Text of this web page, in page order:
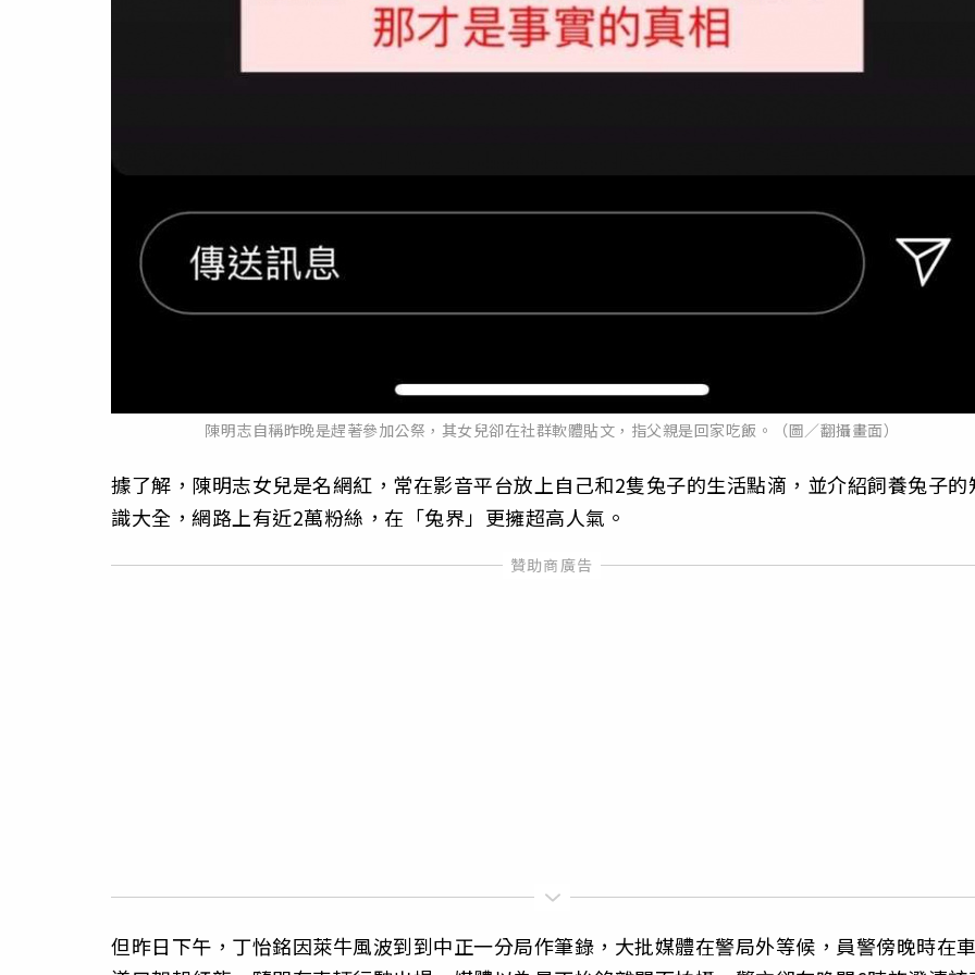
陳明志自稱昨晚是趕著參加公祭，其女兒卻在社群軟體貼文，指父親是回家吃飯。（圖／翻攝畫面）
據了解，陳明志女兒是名網紅，常在影音平台放上自己和2隻兔子的生活點滴，並介紹飼養兔子的
識大全，網路上有近2萬粉絲，在「兔界」更擁超高人氣。
但昨日下午，丁怡銘因萊牛風波到到中正一分局作筆錄，大批媒體在警局外等候，員警傍晚時在